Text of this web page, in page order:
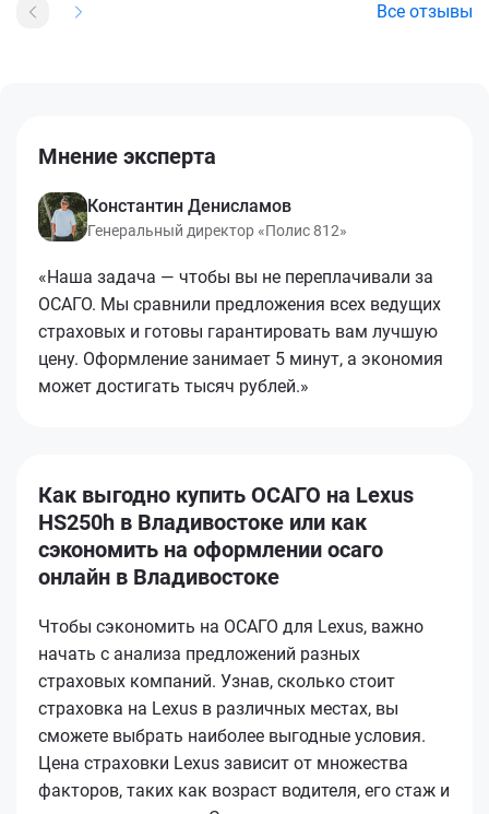
Все отзывы
Мнение эксперта
Константин Денисламов
Генеральный директор «Полис 812»
«Наша задача — чтобы вы не переплачивали за
ОСАГО. Мы сравнили предложения всех ведущих
страховых и готовы гарантировать вам лучшую
цену. Оформление занимает 5 минут, а экономия
может достигать тысяч рублей.»
Как выгодно купить ОСАГО на Lexus
HS250h в Владивостоке или как
сэкономить на оформлении осаго
онлайн в Владивостоке
Чтобы сэкономить на ОСАГО для Lexus, важно
начать с анализа предложений разных
страховых компаний. Узнав, сколько стоит
страховка на Lexus в различных местах, вы
сможете выбрать наиболее выгодные условия.
Цена страховки Lexus зависит от множества
факторов, таких как возраст водителя, его стаж и